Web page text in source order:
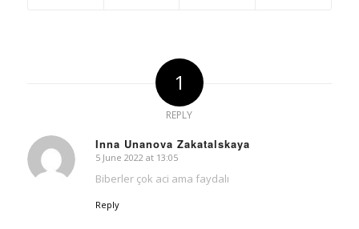
1
REPLY
Inna Unanova Zakatalskaya
says:
5 June 2022 at 13:05
Biberler çok aci ama faydalı
Reply